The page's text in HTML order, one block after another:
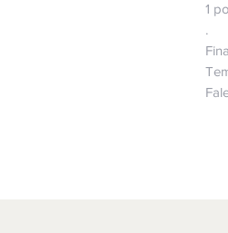
1
.